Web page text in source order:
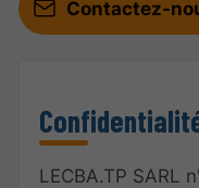
Contactez-
LECBA.TP SARL